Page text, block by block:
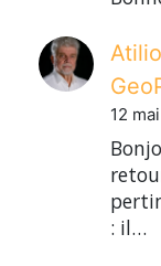
12
: il…